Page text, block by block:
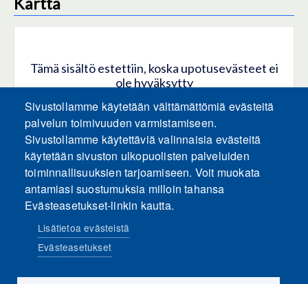
Tämä sisältö estettiin, koska upotusevästeet ei
ole hyväksytty
HYVÄKSY KAIKKI EVÄSTEET
Hyväksy vain upotusevästeet
Sosiaalinen media
Sivustollamme käytetään välttämättömiä evästeitä
palvelun toimivuuden varmistamiseen.
Sivustollamme käytettäviä valinnaisia evästeitä
käytetään sivuston ulkopuolisten palveluiden
toiminnallisuuksien tarjoamiseen. Voit muokata
antamiasi suostumuksia milloin tahansa
Evästeasetukset-linkin kautta.
Lisätietoa evästeistä
Evästeasetukset